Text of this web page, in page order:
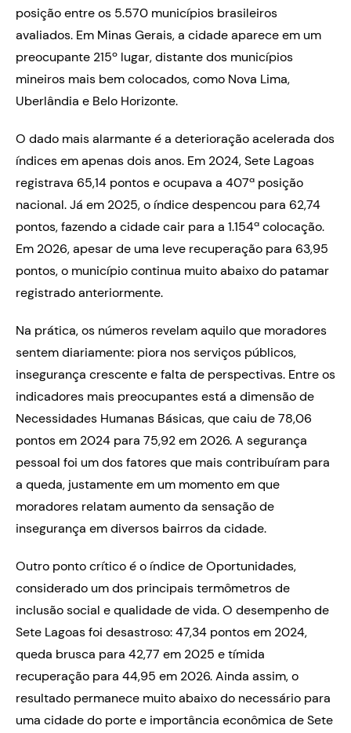
posição entre os 5.570 municípios brasileiros
avaliados. Em Minas Gerais, a cidade aparece em um
preocupante 215º lugar, distante dos municípios
mineiros mais bem colocados, como Nova Lima,
Uberlândia e Belo Horizonte.
O dado mais alarmante é a deterioração acelerada dos
índices em apenas dois anos. Em 2024, Sete Lagoas
registrava 65,14 pontos e ocupava a 407ª posição
nacional. Já em 2025, o índice despencou para 62,74
pontos, fazendo a cidade cair para a 1.154ª colocação.
Em 2026, apesar de uma leve recuperação para 63,95
pontos, o município continua muito abaixo do patamar
registrado anteriormente.
Na prática, os números revelam aquilo que moradores
sentem diariamente: piora nos serviços públicos,
insegurança crescente e falta de perspectivas. Entre os
indicadores mais preocupantes está a dimensão de
Necessidades Humanas Básicas, que caiu de 78,06
pontos em 2024 para 75,92 em 2026. A segurança
pessoal foi um dos fatores que mais contribuíram para
a queda, justamente em um momento em que
moradores relatam aumento da sensação de
insegurança em diversos bairros da cidade.
Outro ponto crítico é o índice de Oportunidades,
considerado um dos principais termômetros de
inclusão social e qualidade de vida. O desempenho de
Sete Lagoas foi desastroso: 47,34 pontos em 2024,
queda brusca para 42,77 em 2025 e tímida
recuperação para 44,95 em 2026. Ainda assim, o
resultado permanece muito abaixo do necessário para
uma cidade do porte e importância econômica de Sete